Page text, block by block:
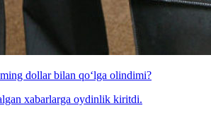
dollar bilan qo‘lga olindimi?
xabarlarga oydinlik kiritdi.